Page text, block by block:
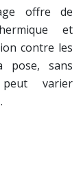
offre de
et
contre les
pose, sans
varier